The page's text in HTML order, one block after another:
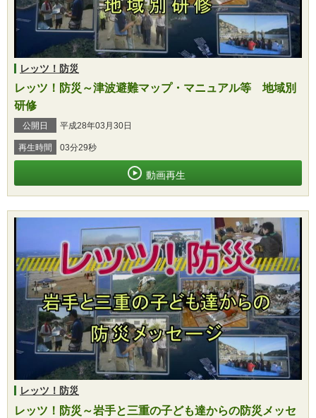
レッツ！防災
レッツ！防災～津波避難マップ・マニュアル等 地域別
研修
公開日 平成28年03月30日
再生時間 03分29秒
動画再生
レッツ！防災
レッツ！防災～岩手と三重の子ども達からの防災メッセ